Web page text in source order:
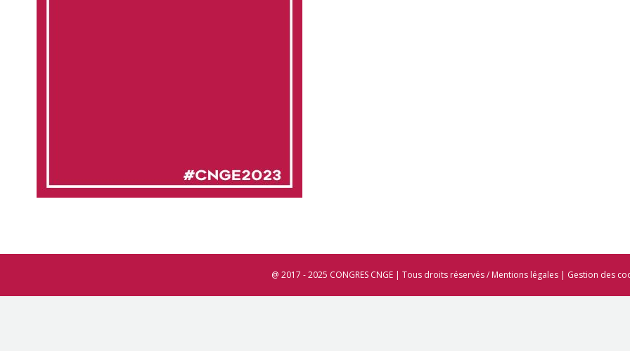
@ 2017 - 2025 CONGRES CNGE | Tous droits réservés / Mentions légales| Gestion des